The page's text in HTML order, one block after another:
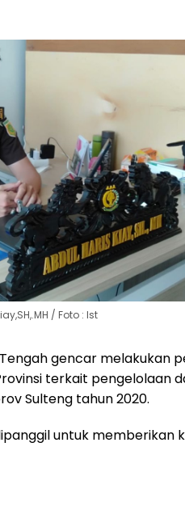
/ Foto : Ist
Tengah gencar melakukan
terkait pengelolaan
Sulteng tahun 2020.
untuk memberikan